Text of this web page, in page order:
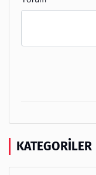
KATEGORILER